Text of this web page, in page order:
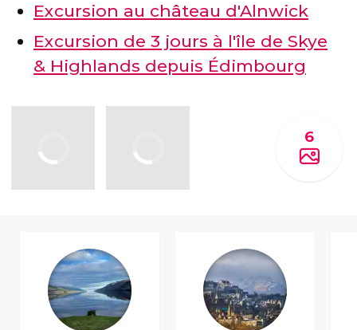
Excursion au château d'Alnwick
Excursion de 3 jours à l'île de Skye
& Highlands depuis Édimbourg
6